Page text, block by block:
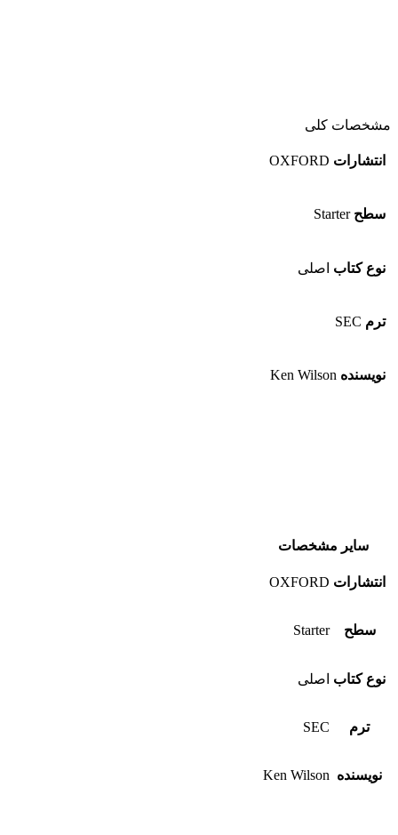
مشخصات کلی
انتشارات OXFORD
سطح Starter
نوع کتاب اصلی
ترم SEC
نویسنده Ken Wilson
سایر مشخصات
انتشارات OXFORD
سطح Starter
نوع کتاب اصلی
ترم SEC
نویسنده Ken Wilson